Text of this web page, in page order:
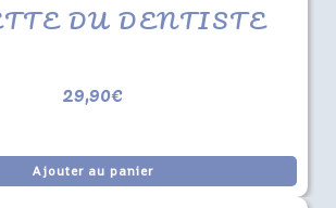
DU DENTISTE
29,90€
Ajouter au panier